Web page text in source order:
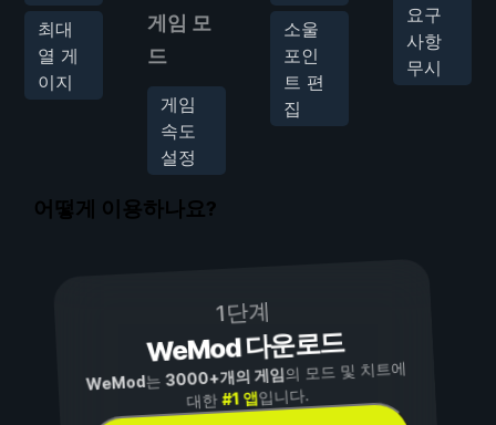
최대
열 게
이지
게임 모
드
게임
속도
설정
소울
포인
트 편
집
요구
사항
무시
어떻게 이용하나요?
1단계
WeMod 다운로드
WeMod는3000+개의 게임의 모드 및 치트에
대한#1 앱입니다.